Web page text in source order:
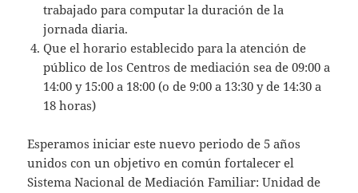
trabajado para computar la duración de la
jornada diaria.
Que el horario establecido para la atención de
público de los Centros de mediación sea de 09:00 a
14:00 y 15:00 a 18:00 (o de 9:00 a 13:30 y de 14:30 a
18 horas)
Esperamos iniciar este nuevo periodo de 5 años
unidos con un objetivo en común fortalecer el
Sistema Nacional de Mediación Familiar: Unidad de